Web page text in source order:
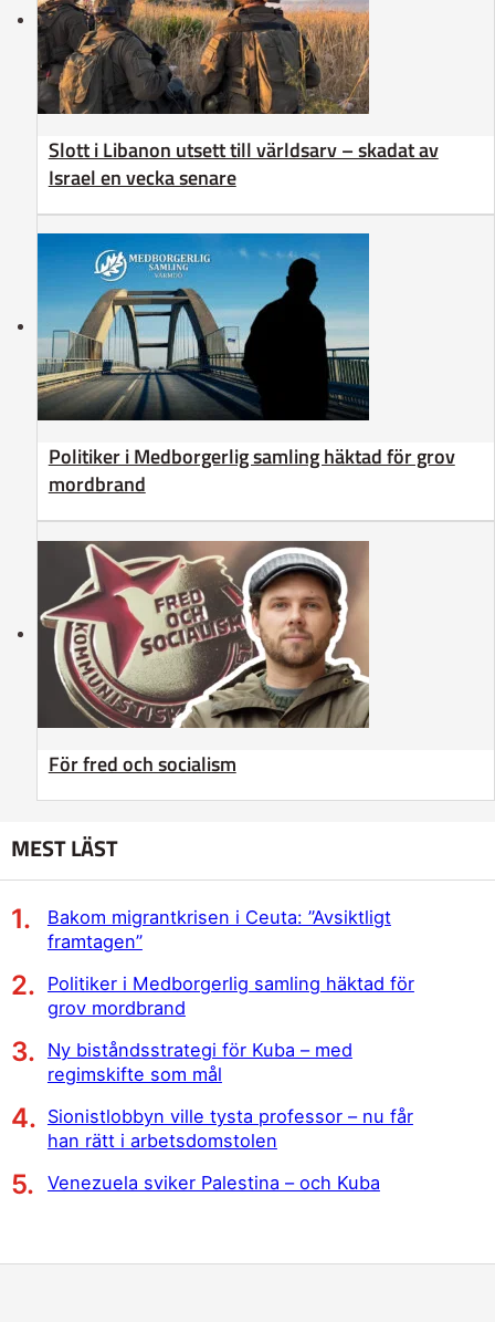
Slott i Libanon utsett till världsarv – skadat av
Israel en vecka senare
Politiker i Medborgerlig samling häktad för grov
mordbrand
För fred och socialism
MEST LÄST
Bakom migrantkrisen i Ceuta: ”Avsiktligt
framtagen”
Politiker i Medborgerlig samling häktad för
grov mordbrand
Ny biståndsstrategi för Kuba – med
regimskifte som mål
Sionistlobbyn ville tysta professor – nu får
han rätt i arbetsdomstolen
Venezuela sviker Palestina – och Kuba